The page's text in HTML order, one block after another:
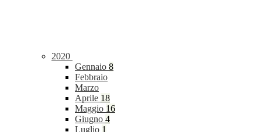
2020
Gennaio 8
Febbraio
Marzo
Aprile 18
Maggio 16
Giugno 4
Luglio 1